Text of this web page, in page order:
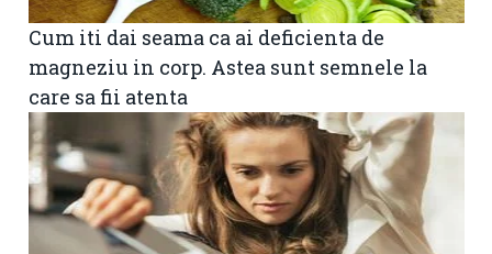
Cum iti dai seama ca ai deficienta de
magneziu in corp. Astea sunt semnele la
care sa fii atenta